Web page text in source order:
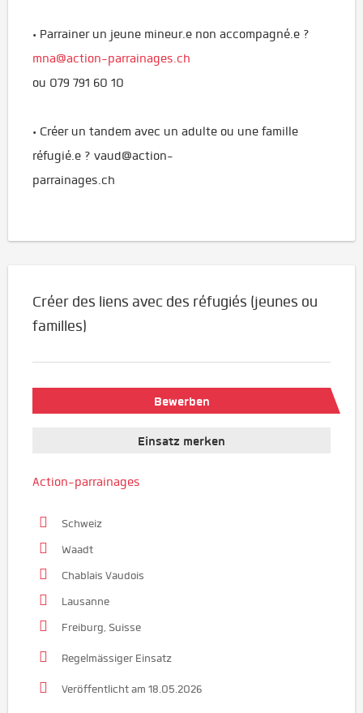
• Parrainer un jeune mineur.e non accompagné.e ?
mna@action-parrainages.ch
ou 079 791 60 10
• Créer un tandem avec un adulte ou une famille
réfugié.e ? vaud@action-
parrainages.ch
Créer des liens avec des réfugiés (jeunes ou
familles)
Bewerben
Einsatz merken
Action-parrainages
Schweiz
Waadt
Chablais Vaudois
Lausanne
Freiburg, Suisse
Regelmässiger Einsatz
Veröffentlicht am 18.05.2026